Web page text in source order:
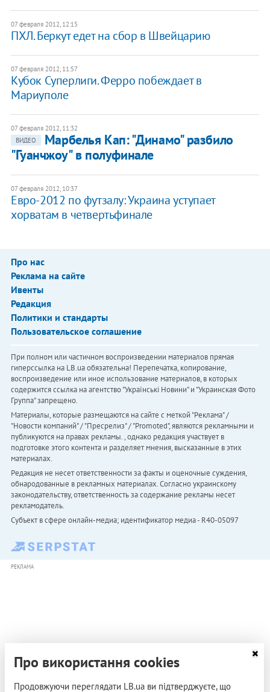
07 февраля 2012, 12:15
ПХЛ. Беркут едет на сбор в Швейцарию
07 февраля 2012, 11:57
Кубок Суперлиги. Ферро побеждает в
Мариуполе
07 февраля 2012, 11:32
ВИДЕО
Марбелья Кап: "Динамо" разбило
"Гуанчжоу" в полуфинале
07 февраля 2012, 10:37
Евро-2012 по футзалу: Украина уступает
хорватам в четвертьфинале
Про нас
Реклама на сайте
Ивенты
Редакция
Политики и стандарты
Пользовательское соглашение
При полном или частичном воспроизведении материалов прямая
гиперссылка на LB.ua обязательна! Перепечатка, копирование,
воспроизведение или иное использование материалов, в которых
содержится ссылка на агентство "Українськi Новини" и "Украинская Фото
Группа" запрещено.
Материалы, которые размещаются на сайте с меткой "Реклама" /
"Новости компаний" / "Пресрелиз" / "Promoted", являются рекламными и
публикуются на правах рекламы. , однако редакция участвует в
подготовке этого контента и разделяет мнения, высказанные в этих
материалах.
Редакция не несет ответственности за факты и оценочные суждения,
обнародованные в рекламных материалах. Согласно украинскому
законодательству, ответственность за содержание рекламы несет
рекламодатель.
Субъект в сфере онлайн-медиа; идентификатор медиа - R40-05097
РЕКЛАМА
Про використання cookies
Продовжуючи переглядати LB.ua ви підтверджуєте, що